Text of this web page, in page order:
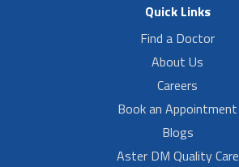
Quick Links
Find a Doctor
About Us
Careers
Book an Appointment
Blogs
Aster DM Quality Care